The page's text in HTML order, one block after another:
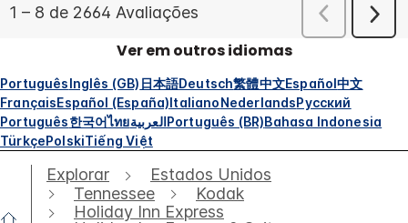
Ver em outros idiomas
PortuguêsInglês (GB) 日本語Deutsch繁體中文Español中文
FrançaisEspañol (España)ItalianoNederlandsРусский
Português한국어ไทยالعربيةPortuguês (BR)Bahasa Indonesia
TürkçePolskiTiếng Việt
Explorar
Estados Unidos
Tennessee
Kodak
Holiday Inn Express